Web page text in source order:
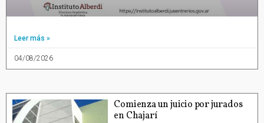
Leer más »
04/08/2026
Comienza un juicio por jurados
en Chajarí